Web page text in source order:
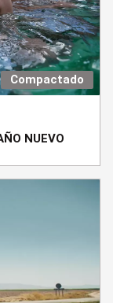
Compactado
NUEVO